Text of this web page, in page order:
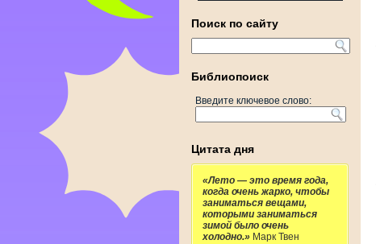
Поиск по сайту
Библиопоиск
Введите ключевое слово:
Цитата дня
«Лето — это время года,
когда очень жарко, чтобы
заниматься вещами,
которыми заниматься
зимой было очень
холодно.» Марк Твен